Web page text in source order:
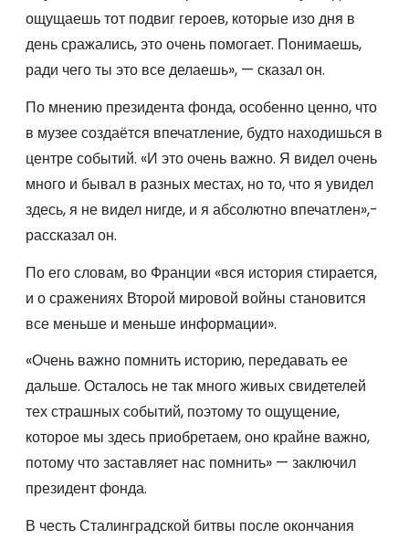
ощущаешь тот подвиг героев, которые изо дня в
день сражались, это очень помогает. Понимаешь,
ради чего ты это все делаешь», — сказал он.
По мнению президента фонда, особенно ценно, что
в музее создаётся впечатление, будто находишься в
центре событий. «И это очень важно. Я видел очень
много и бывал в разных местах, но то, что я увидел
здесь, я не видел нигде, и я абсолютно впечатлен»,-
рассказал он.
По его словам, во Франции «вся история стирается,
и о сражениях Второй мировой войны становится
все меньше и меньше информации».
«Очень важно помнить историю, передавать ее
дальше. Осталось не так много живых свидетелей
тех страшных событий, поэтому то ощущение,
которое мы здесь приобретаем, оно крайне важно,
потому что заставляет нас помнить» — заключил
президент фонда.
В честь Сталинградской битвы после окончания